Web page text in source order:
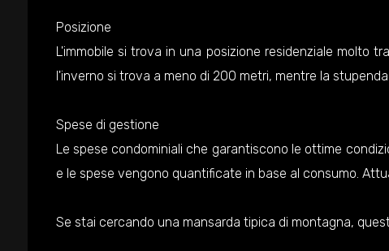
Posizione
L'immobile si trova in una posizione residenziale molto
l'inverno si trova a meno di 200 metri, mentre la
Spese di gestione
Le spese condominiali che garantiscono le ottime
e le spese vengono quantificate in base al consumo.
Se stai cercando una mansarda tipica di montagna,